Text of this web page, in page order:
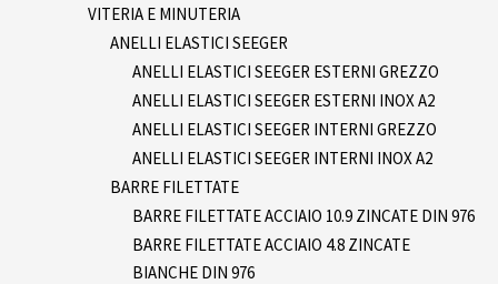
VITERIA E MINUTERIA
ANELLI ELASTICI SEEGER
ANELLI ELASTICI SEEGER ESTERNI GREZZO
ANELLI ELASTICI SEEGER ESTERNI INOX A2
ANELLI ELASTICI SEEGER INTERNI GREZZO
ANELLI ELASTICI SEEGER INTERNI INOX A2
BARRE FILETTATE
BARRE FILETTATE ACCIAIO 10.9 ZINCATE DIN 976
BARRE FILETTATE ACCIAIO 4.8 ZINCATE
BIANCHE DIN 976